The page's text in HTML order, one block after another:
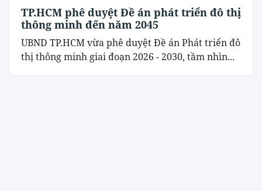
TP.HCM phê duyệt Đề án phát triển đô thị
thông minh đến năm 2045
UBND TP.HCM vừa phê duyệt Đề án Phát triển đô
thị thông minh giai đoạn 2026 - 2030, tầm nhìn...